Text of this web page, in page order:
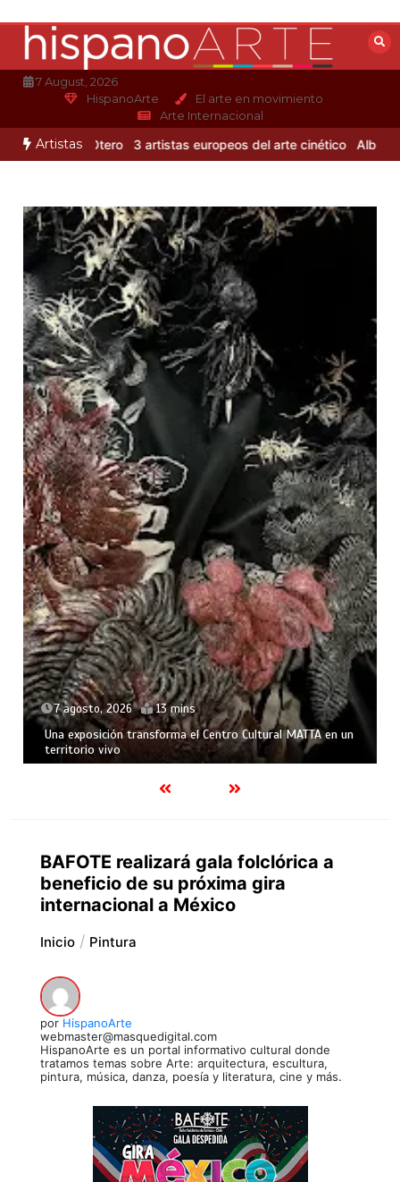
contenido
7 August, 2026
HispanoArte
El arte en movimiento
Arte Internacional
Artistas
Alejandro Otero 3 artistas europeos del arte cinético Albert
7 agosto, 2026 13 mins
Una exposición transforma el Centro Cultural MATTA en un
territorio vivo
BAFOTE realizará gala folclórica a
beneficio de su próxima gira
internacional a México
Inicio Pintura
por HispanoArte
webmaster@masquedigital.com
HispanoArte es un portal informativo cultural donde
tratamos temas sobre Arte: arquitectura, escultura,
pintura, música, danza, poesía y literatura, cine y más.